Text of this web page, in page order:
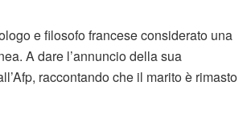
e filosofo francese considerato una
A dare l’annuncio della sua
raccontando che il marito è rimasto